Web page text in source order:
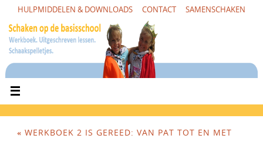
HULPMIDDELEN & DOWNLOADS CONTACT SAMENSCHAKEN
« WERKBOEK 2 IS GEREED: VAN PAT TOT EN MET